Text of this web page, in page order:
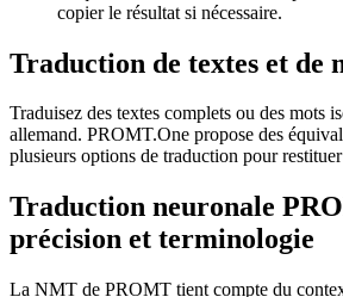
copier le résultat si nécessaire.
Traduction de textes et de
Traduisez des textes complets ou des mots
allemand. PROMT.One propose des
plusieurs options de traduction pour
Traduction neuronale
précision et terminologie
La NMT de PROMT tient compte du